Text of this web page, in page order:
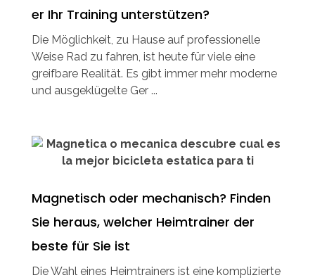
er Ihr Training unterstützen?
Die Möglichkeit, zu Hause auf professionelle
Weise Rad zu fahren, ist heute für viele eine
greifbare Realität. Es gibt immer mehr moderne
und ausgeklügelte Ger ...
Magnetisch oder mechanisch? Finden
Sie heraus, welcher Heimtrainer der
beste für Sie ist
Die Wahl eines Heimtrainers ist eine komplizierte